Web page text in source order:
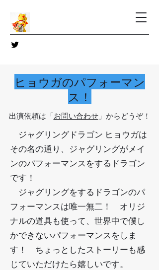
ヒョウガのパフォーマン
ス！
​出演依頼は「お問い合わせ」からどうぞ！
ジャグリングドラゴン ヒョウガは
その名の通り、ジャグリングがメイ
ンのパフォーマンスをするドラゴン
です！
​ ジャグリングをするドラゴンのパ
フォーマンスは唯一無二！ オリジ
ナルの道具も使って、世界中で僕し
かできないパフォーマンスをしま
す！ ちょっとしたストーリーも感
じていただけたら嬉しいです。